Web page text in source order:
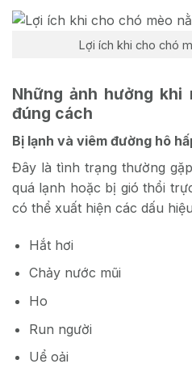
Lợi ích khi cho chó
Những ảnh hưởng khi
đúng cách
Bị lạnh và viêm đường hô
Đây là tình trạng thường
quá lạnh hoặc bị gió thổi
có thể xuất hiện các dấu
Hắt hơi
Chảy nước mũi
Ho
Run người
Uể oải